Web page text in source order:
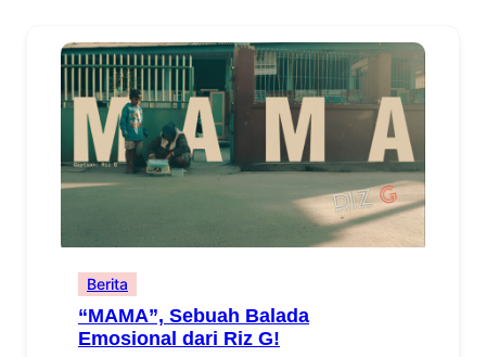
Berita
“MAMA”, Sebuah Balada
Emosional dari Riz G!